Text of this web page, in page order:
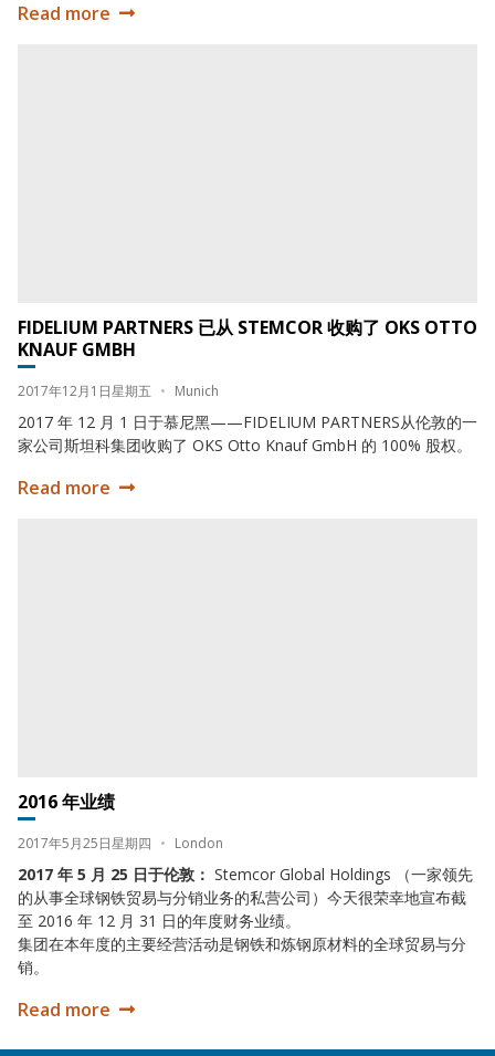
Martyn Konig 获任命为董事长
Read more
FIDELIUM PARTNERS 已从 STEMCOR 收购了 OKS OTTO
KNAUF GMBH
Date:
2017年12月1日星期五
Location: • Munich
2017 年 12 月 1 日于慕尼黑——FIDELIUM PARTNERS从伦敦的一
家公司斯坦科集团收购了 OKS Otto Knauf GmbH 的 100% 股权。
Fidelium Partners 已从 STEMCOR 收购了 OKS Otto
Read more
2016 年业绩
Date:
2017年5月25日星期四
Location: • London
2017 年 5 月 25 日于伦敦： Stemcor Global Holdings （一家领先
的从事全球钢铁贸易与分销业务的私营公司）今天很荣幸地宣布截
至 2016 年 12 月 31 日的年度财务业绩。
集团在本年度的主要经营活动是钢铁和炼钢原材料的全球贸易与分
销。
2016 年业绩
Read more